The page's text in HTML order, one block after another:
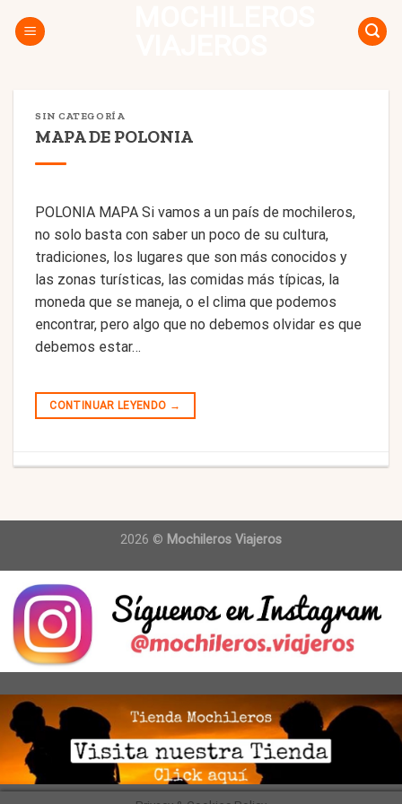
SIN CATEGORÍA
MAPA DE POLONIA
POLONIA MAPA Si vamos a un país de mochileros,
no solo basta con saber un poco de su cultura,
tradiciones, los lugares que son más conocidos y
las zonas turísticas, las comidas más típicas, la
moneda que se maneja, o el clima que podemos
encontrar, pero algo que no debemos olvidar es que
debemos estar…
CONTINUAR LEYENDO →
2026 © Mochileros Viajeros